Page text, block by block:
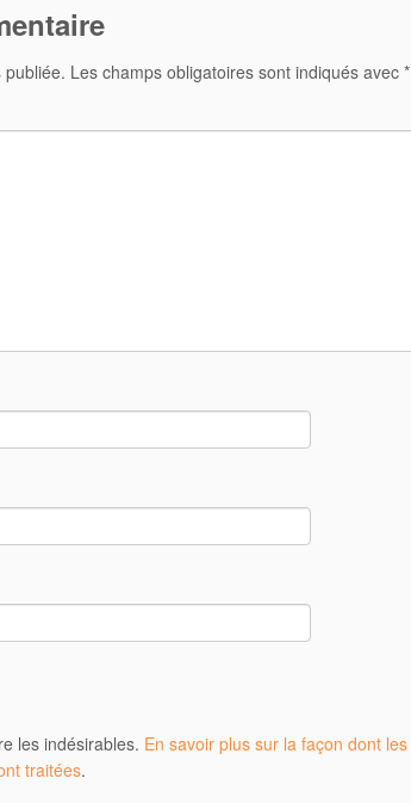
Les champs obligatoires sont indiqués avec *
les indésirables. En savoir plus sur la façon dont les
traitées.